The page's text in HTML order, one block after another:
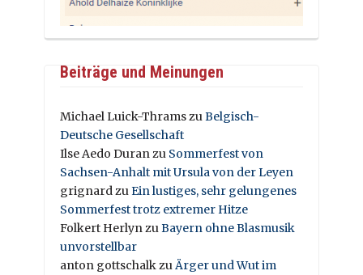
Beiträge und Meinungen
Michael Luick-ThramszuBelgisch-
Deutsche Gesellschaft
Ilse Aedo Duranzu Sommerfest von
Sachsen-Anhalt mit Ursula von der Leyen
grignardzuEin lustiges, sehr gelungenes
Sommerfest trotz extremer Hitze
Folkert HerlynzuBayern ohne Blasmusik
unvorstellbar
anton gottschalkzuÄrger und Wut im